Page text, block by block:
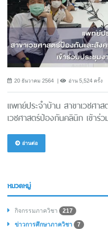
20 ธันวาคม 2564 อ่าน 5,524 ครั้ง
แพทย์ประจำบ้าน สาขาเวชศา
เวชศาสตร์ป้องกันคลินิก เข้าร่
อ่านต่อ
หมวดหมู่
กิจกรรมภาควิชา
217
ข่าวการศึกษาภาควิชา
7